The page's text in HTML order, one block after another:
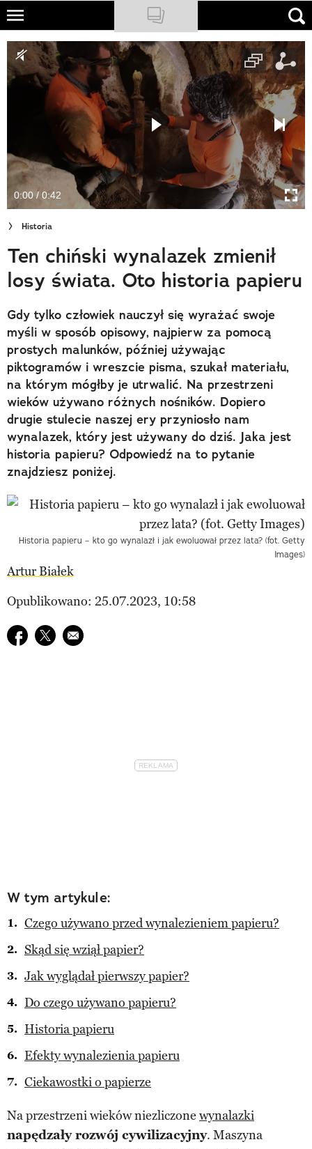
Skip
main
content
NATIONAL GEOGRAPHIC
TRAVELER
PODCASTY
Newsletter
Cuda Polski
Wielki Konkurs Fotograficzny
Trendbook Podróżniczy
Polecane
0:00 / 0:42
Historia
Ten chiński wynalazek zmienił
losy świata. Oto historia papieru
Gdy tylko człowiek nauczył się wyrażać swoje
myśli w sposób opisowy, najpierw za pomocą
prostych malunków, później używając
piktogramów i wreszcie pisma, szukał materiału,
na którym mógłby je utrwalić. Na przestrzeni
wieków używano różnych nośników. Dopiero
drugie stulecie naszej ery przyniosło nam
wynalazek, który jest używany do dziś. Jaka jest
historia papieru? Odpowiedź na to pytanie
znajdziesz poniżej.
Historia papieru – kto go wynalazł i jak ewoluował przez lata? (fot. Getty
Images)
Artur Białek
Opublikowano: 25.07.2023, 10:58
Udostępnij na facebook
Udostępnij na twitter
E-mail do przyjaciela
W tym artykule:
Czego używano przed wynalezieniem papieru?
Skąd się wziął papier?
Jak wyglądał pierwszy papier?
Do czego używano papieru?
Historia papieru
Efekty wynalezienia papieru
Ciekawostki o papierze
Na przestrzeni wieków niezliczone wynalazki
napędzały rozwój cywilizacyjny. Maszyna